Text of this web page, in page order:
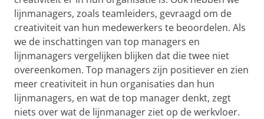
lijnmanagers, zoals teamleiders, gevraagd om de
creativiteit van hun medewerkers te beoordelen. Als
we de inschattingen van top managers en
lijnmanagers vergelijken blijken dat die twee niet
overeenkomen. Top managers zijn positiever en zien
meer creativiteit in hun organisaties dan hun
lijnmanagers, en wat de top manager denkt, zegt
niets over wat de lijnmanager ziet op de werkvloer.